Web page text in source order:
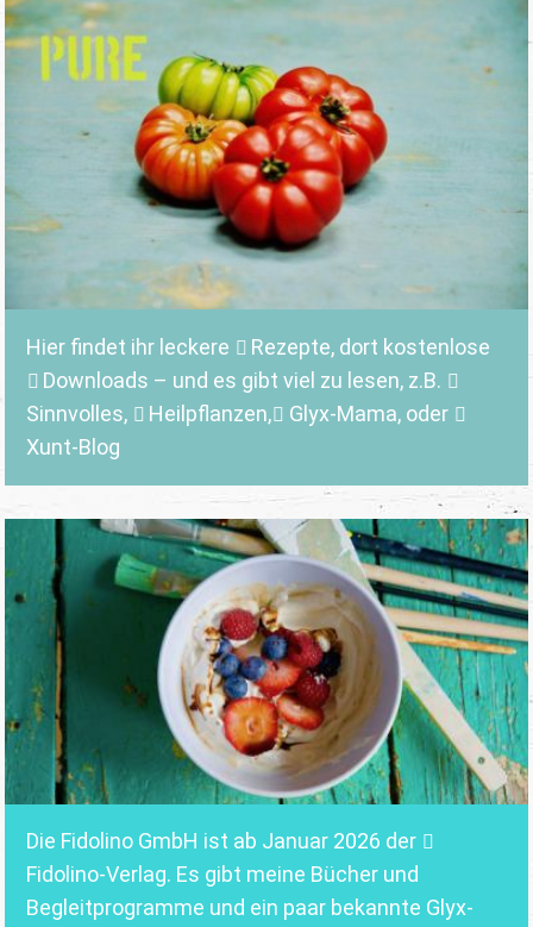
Hier findet ihr leckere Rezepte, dort kostenlose
Downloads – und es gibt viel zu lesen, z.B.
Sinnvolles, Heilpflanzen, Glyx-Mama,oder
Xunt-Blog
Die Fidolino GmbH ist ab Januar 2026 der
Fidolino-Verlag. Es gibt meine Bücher und
Begleitprogramme und ein paar bekannte Glyx-